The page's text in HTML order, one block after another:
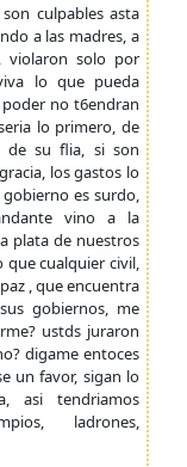
culpables asta
a las madres, a
violaron solo por
lo que pueda
no t6endran
lo primero, de
de su flia, si son
los gastos lo
es surdo,
vino a la
plata de nuestros
que cualquier civil,
, que encuentra
gobiernos, me
ustds juraron
digame entoces
un favor, sigan lo
asi tendriamos
ladrones,